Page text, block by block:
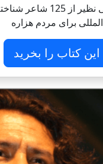
مجموعه شعر بی نظیر از
المللی برای مردم هزاره
این کتاب را بخرید